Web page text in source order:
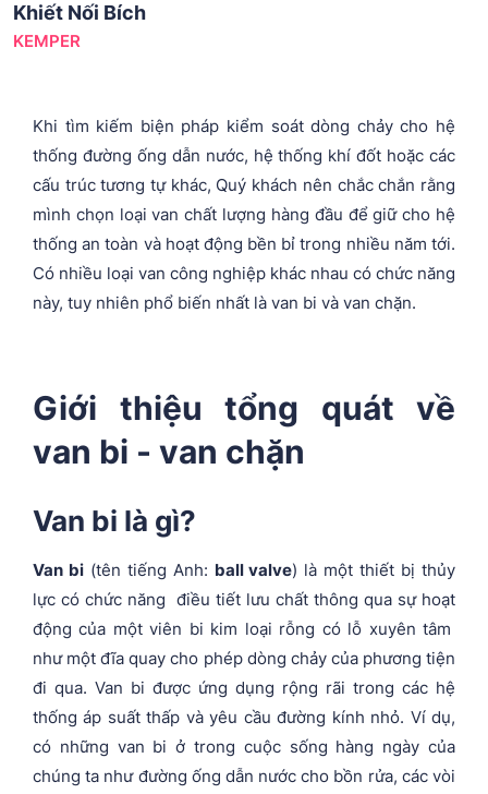
Khiết Nối Bích
KEMPER
Khi tìm kiếm biện pháp kiểm soát dòng chảy cho hệ
thống đường ống dẫn nước, hệ thống khí đốt hoặc các
cấu trúc tương tự khác, Quý khách nên chắc chắn rằng
mình chọn loại van chất lượng hàng đầu để giữ cho hệ
thống an toàn và hoạt động bền bỉ trong nhiều năm tới.
Có nhiều loại van công nghiệp khác nhau có chức năng
này, tuy nhiên phổ biến nhất là van bi và van chặn.
Giới thiệu tổng quát về
van bi - van chặn
Van bi là gì?
Van bi(tên tiếng Anh: ball valve) là một thiết bị thủy
lực có chức năng điều tiết lưu chất thông qua sự hoạt
động của một viên bi kim loại rỗng có lỗ xuyên tâm
như một đĩa quay cho phép dòng chảy của phương tiện
đi qua. Van bi được ứng dụng rộng rãi trong các hệ
thống áp suất thấp và yêu cầu đường kính nhỏ. Ví dụ,
có những van bi ở trong cuộc sống hàng ngày của
chúng ta như đường ống dẫn nước cho bồn rửa, các vòi